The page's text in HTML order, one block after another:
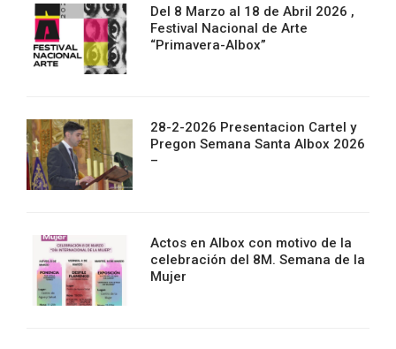
Del 8 Marzo al 18 de Abril 2026 ,
Festival Nacional de Arte
“Primavera-Albox”
28-2-2026 Presentacion Cartel y
Pregon Semana Santa Albox 2026
–
Actos en Albox con motivo de la
celebración del 8M. Semana de la
Mujer